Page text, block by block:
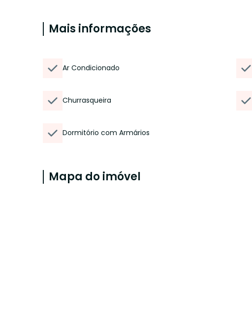
Mais informações
Ar Condicionado
Churrasqueira
Dormitório com Armários
Mapa do imóvel